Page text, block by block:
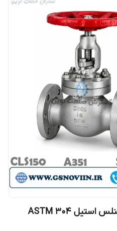
شیرفلکه سوزنی فلنجی استنلس استیل 304 ASTM